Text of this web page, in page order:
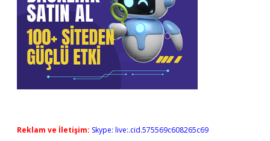
Reklam ve İletişim: Skype: live:.cid.575569c608265c69